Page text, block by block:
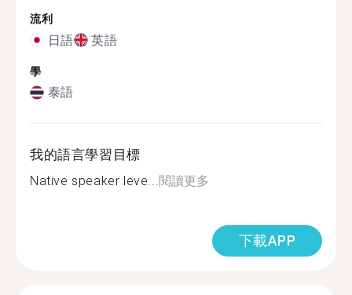
流利
日語 英語
學
泰語
我的語言學習目標
Native speaker leve...閱讀更多
下載APP